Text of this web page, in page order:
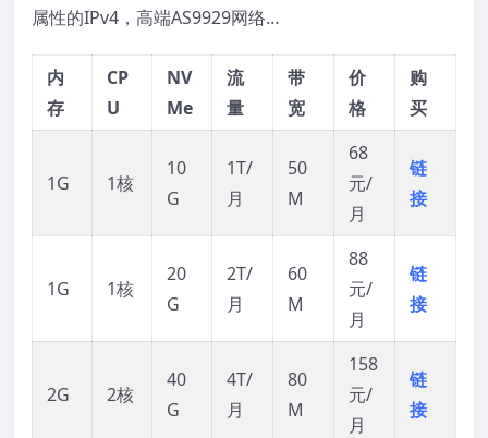
属性的IPv4，高端AS9929网络…
内
存
CP
U
NV
Me
流
量
带
宽
价
格
购
买
1G 1核
10
G
1T/
月
50
M
68
元/
月
链
接
1G 1核
20
G
2T/
月
60
M
88
元/
月
链
接
2G 2核
40
G
4T/
月
80
M
158
元/
月
链
接